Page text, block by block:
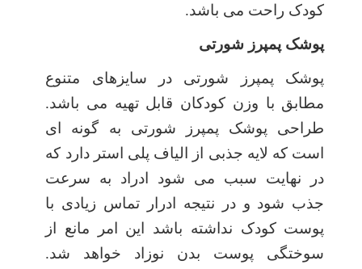
کودک راحت می باشد.
پوشک پمپرز شورتی
پوشک پمپرز شورتی در سایزهای متنوع
مطابق با وزن کودکان قابل تهیه می باشد.
طراحی پوشک پمپرز شورتی به گونه ای
است که لایه جذبی از الیاف پلی استر دارد که
در نهایت سبب می شود ادراد به سرعت
جذب شود و در نتیجه ادرار تماس زیادی با
پوست کودک نداشته باشد این امر مانع از
سوختگی پوست بدن نوزاد خواهد شد.